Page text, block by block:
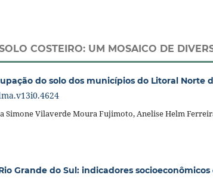
COSTEIRO: UM MOSAICO DE
do solo dos municípios do Litoral Norte
Simone Vilaverde Moura Fujimoto, Anelise Helm
Grande do Sul: indicadores